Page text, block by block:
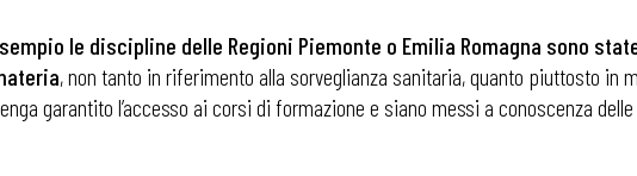
le discipline delle Regioni Piemonte o Emilia Romagna sono
, non tanto in riferimento alla sorveglianza sanitaria, quanto piuttosto in
garantito l’accesso ai corsi di formazione e siano messi a conoscenza